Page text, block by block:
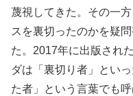
蔑視してきた。その一
スを裏切ったのかを疑
た。2017年に出版され
ダは「裏切り者」とい
た者」という言葉でも呼